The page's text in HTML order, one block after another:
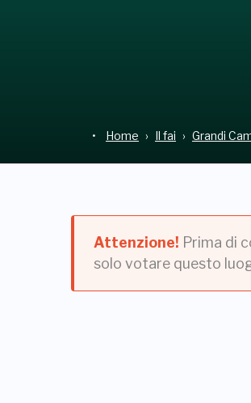
Home Il fai Grandi
Attenzione! Prima di
solo votare questo